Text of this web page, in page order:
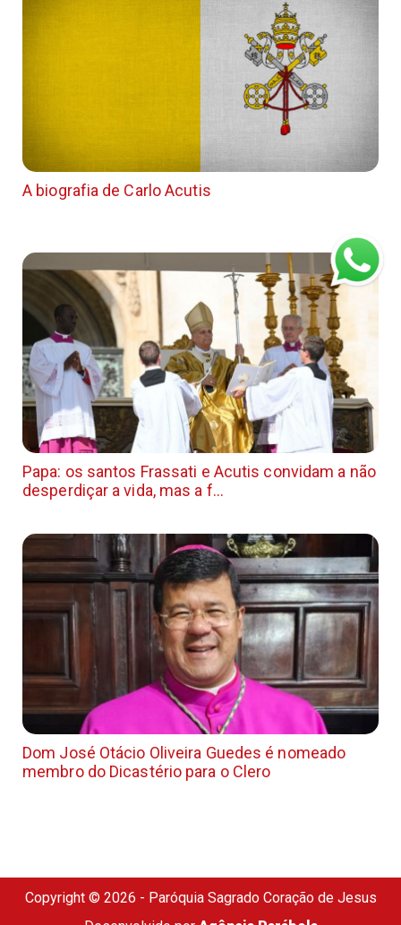
A biografia de Carlo Acutis
Papa: os santos Frassati e Acutis convidam a não
desperdiçar a vida, mas a f...
Dom José Otácio Oliveira Guedes é nomeado
membro do Dicastério para o Clero
Copyright © 2026 - Paróquia Sagrado Coração de Jesus